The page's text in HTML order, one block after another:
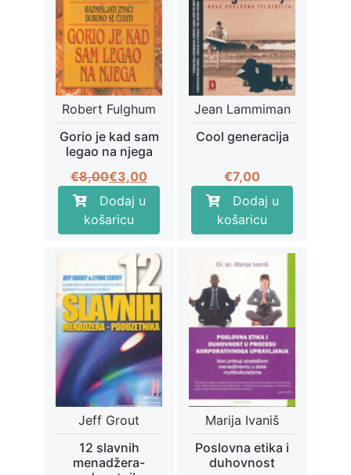
Robert Fulghum
Gorio je kad sam
legao na njega
€8,00Izvorna
cijena
bila
je:
€8,00.
€3,00
Trenutna
cijena
je:
€3,00.
Dodaj u
košaricu
Jean Lammiman
Cool generacija
€7,00
Dodaj u
košaricu
Jeff Grout
12 slavnih
menadžera-
Marija Ivaniš
Poslovna etika i
duhovnost